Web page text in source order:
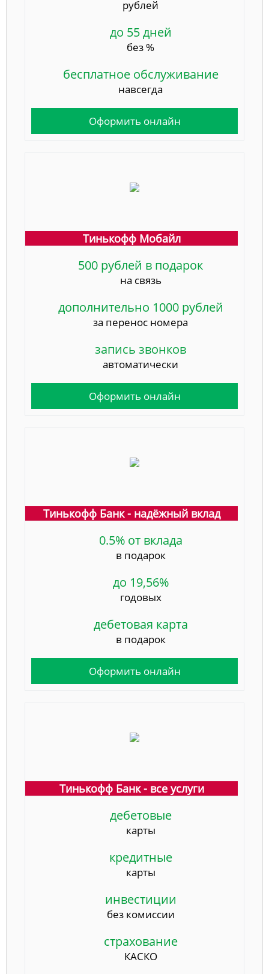
рублей
до 55 дней
без %
бесплатное обслуживание
навсегда
Оформить онлайн
Тинькофф Мобайл
500 рублей в подарок
на связь
дополнительно 1000 рублей
за перенос номера
запись звонков
автоматически
Оформить онлайн
Тинькофф Банк - надёжный вклад
0.5% от вклада
в подарок
до 19,56%
годовых
дебетовая карта
в подарок
Оформить онлайн
Тинькофф Банк - все услуги
дебетовые
карты
кредитные
карты
инвестиции
без комиссии
страхование
КАСКО